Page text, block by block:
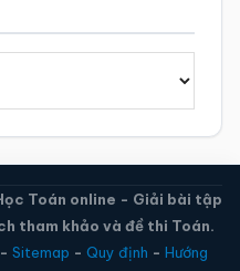
Toán online - Giải bài tập
tham khảo và đề thi Toán.
- Sitemap - Quy định - Hướng